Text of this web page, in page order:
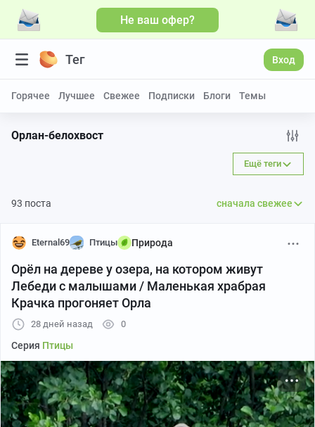
Не ваш офер?
Тег Вход
Горячее Лучшее Свежее Подписки Блоги Темы
Орлан-белохвост
Ещё теги
93 поста сначала свежее
Eternal69 Птицы Природа
Орёл на дереве у озера, на котором живут
Лебеди с малышами / Маленькая храбрая
Крачка прогоняет Орла
28 дней назад 0
Серия Птицы
Больше видео